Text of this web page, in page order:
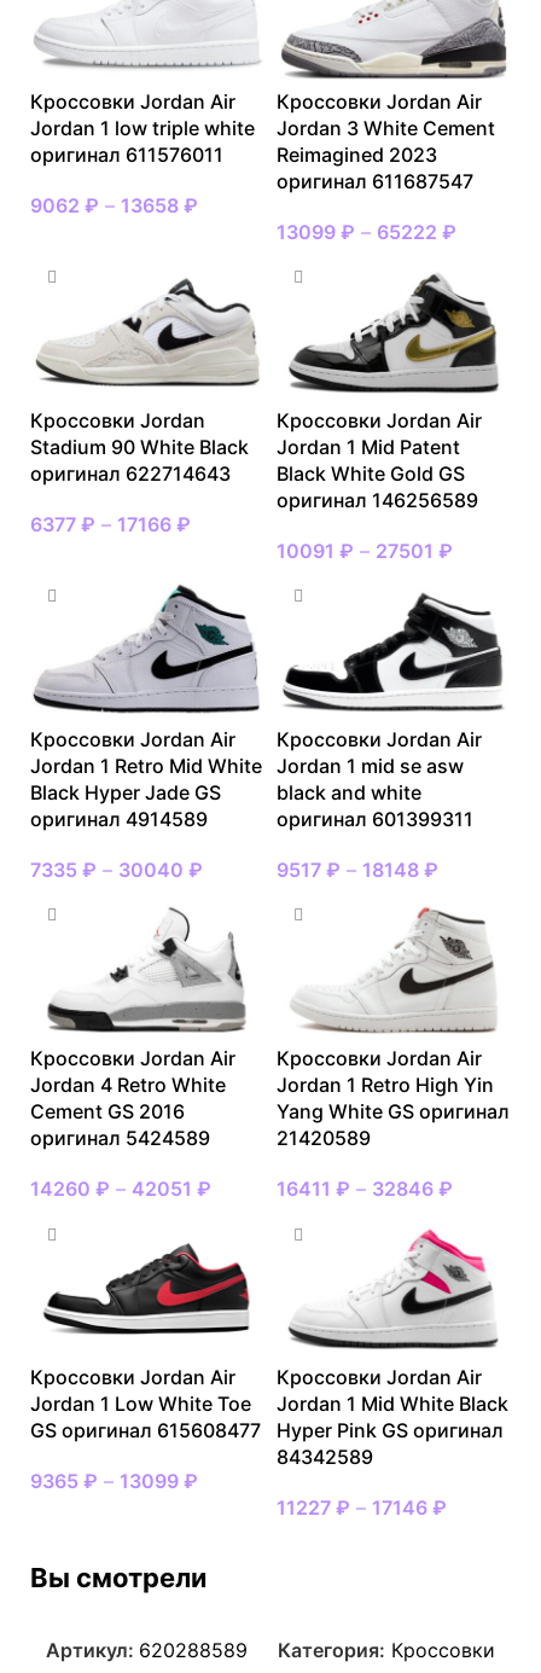
Кроссовки Jordan Air
Jordan 1 low triple white
оригинал 611576011
9062 ₽ – 13658 ₽
Кроссовки Jordan Air
Jordan 3 White Cement
Reimagined 2023
оригинал 611687547
13099 ₽ – 65222 ₽
Кроссовки Jordan
Stadium 90 White Black
оригинал 622714643
6377 ₽ – 17166 ₽
Кроссовки Jordan Air
Jordan 1 Mid Patent
Black White Gold GS
оригинал 146256589
10091 ₽ – 27501 ₽
Кроссовки Jordan Air
Jordan 1 Retro Mid White
Black Hyper Jade GS
оригинал 4914589
7335 ₽ – 30040 ₽
Кроссовки Jordan Air
Jordan 1 mid se asw
black and white
оригинал 601399311
9517 ₽ – 18148 ₽
Кроссовки Jordan Air
Jordan 4 Retro White
Cement GS 2016
оригинал 5424589
14260 ₽ – 42051 ₽
Кроссовки Jordan Air
Jordan 1 Retro High Yin
Yang White GS оригинал
21420589
16411 ₽ – 32846 ₽
Кроссовки Jordan Air
Jordan 1 Low White Toe
GS оригинал 615608477
9365 ₽ – 13099 ₽
Кроссовки Jordan Air
Jordan 1 Mid White Black
Hyper Pink GS оригинал
84342589
11227 ₽ – 17146 ₽
Вы смотрели
Артикул: 620288589 Категория: Кроссовки